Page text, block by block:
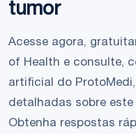
tumor
Acesse agora,
of Health e consulte,
artificial do
detalhadas sobre
Obtenha respostas